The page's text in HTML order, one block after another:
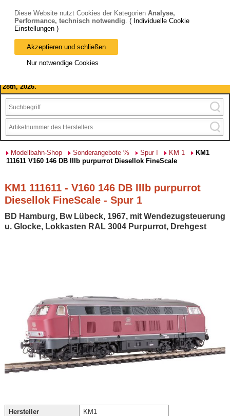
Bitte beachten Sie: wir machen Betriebsferien, vom 03. bis 28.
August 2026 haben wir geschlossen.
28th, 2026.
Modellbahn-Shop Sonderangebote % Spur I KM 1
KM1
111611 V160 146 DB IIIb purpurrot Diesellok FineScale
KM1 111611 - V160 146 DB IIIb purpurrot
Diesellok FineScale - Spur 1
BD Hamburg, Bw Lübeck, 1967, mit Wendezugsteuerung
u. Glocke, Lokkasten RAL 3004 Purpurrot, Drehgest
Hersteller
KM1
Diese Website nutzt Cookies der Kategorien Analyse,
Performance, technisch notwendig. ( Individuelle Cookie
Einstellungen )
Akzeptieren und schließen
Nur notwendige Cookies